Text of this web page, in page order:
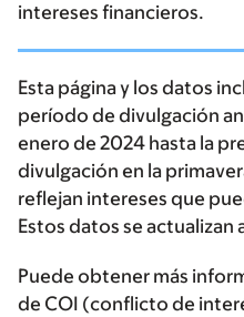
intereses financieros.
Esta página y los datos
período de divulgación
enero de 2024 hasta la
divulgación en la
reflejan intereses que
Estos datos se actualizan
Puede obtener más
de COI (conflicto de